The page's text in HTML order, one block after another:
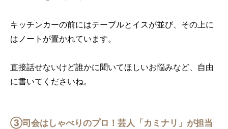
キッチンカーの前にはテーブルとイスが並び、その上に
はノートが置かれています。
直接話せないけど誰かに聞いてほしいお悩みなど、自由
に書いてくださいね。
③司会はしゃべりのプロ！芸人「カミナリ」が担当